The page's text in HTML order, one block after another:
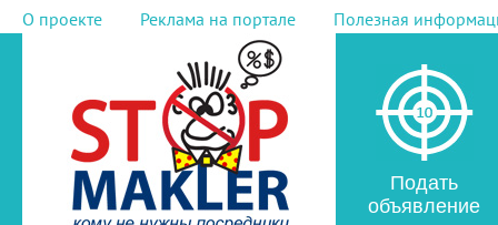
О проекте Реклама на портале Полезная
Подать
объявление